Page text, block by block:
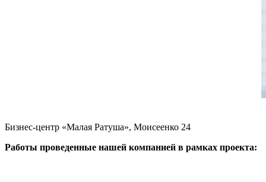
Бизнес-центр «Малая Ратуша», Моисеенко 24
Работы проведенные нашей компанией в рамках проекта: